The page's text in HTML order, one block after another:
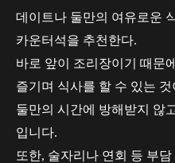
데이트나 둘만의 여유로운
카운터석을 추천한다.
바로 앞이 조리장이기 때문
즐기며 식사를 할 수 있는
둘만의 시간에 방해받지 않
입니다.
또한, 술자리나 연회 등 부